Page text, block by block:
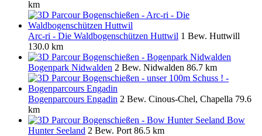
km
Arc-ri - Die Waldbogenschützen Huttwil 1 Bew. Huttwill
130.0 km
Bogenpark Nidwalden 2 Bew. Nidwalden 86.7 km
Bogenparcours Engadin 2 Bew. Cinous-Chel, Chapella 79.6
km
Bow
Hunter Seeland 2 Bew. Port 86.5 km